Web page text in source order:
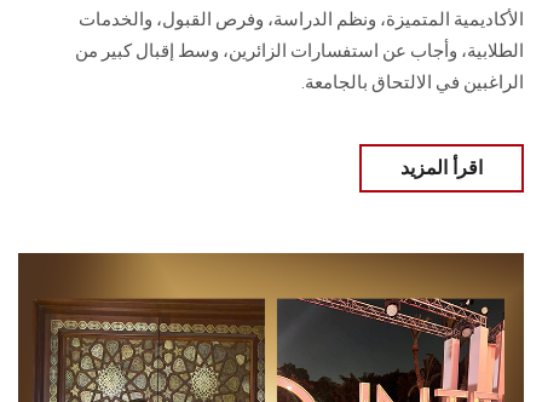
الأكاديمية المتميزة، ونظم الدراسة، وفرص القبول، والخدمات
الطلابية، وأجاب عن استفسارات الزائرين، وسط إقبال كبير من
الراغبين في الالتحاق بالجامعة.
اقرأ المزيد